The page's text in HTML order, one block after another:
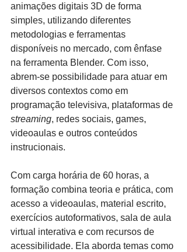
animações digitais 3D de forma
simples, utilizando diferentes
metodologias e ferramentas
disponíveis no mercado, com ênfase
na ferramenta Blender. Com isso,
abrem-se possibilidade para atuar em
diversos contextos como em
programação televisiva, plataformas de
streaming, redes sociais, games,
videoaulas e outros conteúdos
instrucionais.
Com carga horária de 60 horas, a
formação combina teoria e prática, com
acesso a videoaulas, material escrito,
exercícios autoformativos, sala de aula
virtual interativa e com recursos de
acessibilidade. Ela aborda temas como